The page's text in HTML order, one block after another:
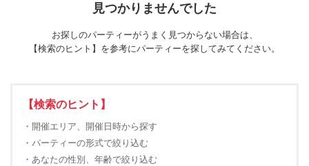
見つかりませんでした
お探しのパーティーがうまく見つからない場合は、
【検索のヒント】を参考にパーティーを探してみてください。
【検索のヒント】
・開催エリア、開催日時から探す
・パーティーの形式で絞り込む
・あなたの性別、年齢で絞り込む